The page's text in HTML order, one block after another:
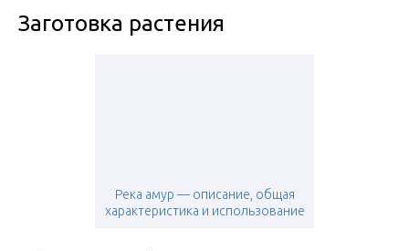
Заготовка растения
Река амур — описание, общая
характеристика и использование